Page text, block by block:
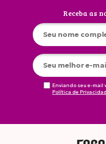
Receba as
Enviando seu e-mail
Política de